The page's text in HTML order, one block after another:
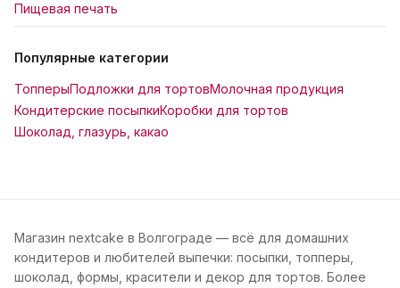
Пищевая печать
Популярные категории
ТопперыПодложки для тортовМолочная продукция
Кондитерские посыпкиКоробки для тортов
Шоколад, глазурь, какао
Магазин nextcake в Волгограде — всё для домашних
кондитеров и любителей выпечки: посыпки, топперы,
шоколад, формы, красители и декор для тортов. Более